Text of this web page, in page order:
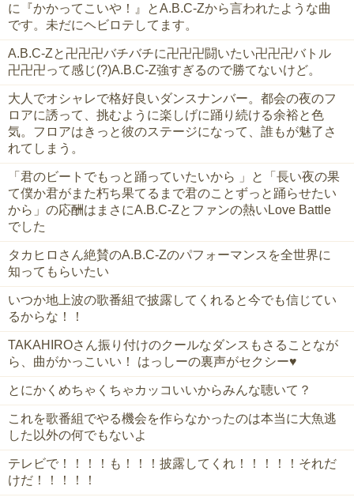
に『かかってこいや！』とA.B.C-Zから言われたような曲
です。未だにヘビロテしてます。
A.B.C-Zと卍卍卍バチバチに卍卍卍闘いたい卍卍卍バトル
卍卍卍って感じ(?)A.B.C-Z強すぎるので勝てないけど。
大人でオシャレで格好良いダンスナンバー。都会の夜のフ
ロアに誘って、挑むように楽しげに踊り続ける余裕と色
気。フロアはきっと彼のステージになって、誰もが魅了さ
れてしまう。
「君のビートでもっと踊っていたいから 」と「長い夜の果
て僕か君がまた朽ち果てるまで君のことずっと踊らせたい
から」の応酬はまさにA.B.C-Zとファンの熱いLove Battle
でした
タカヒロさん絶賛のA.B.C-Zのパフォーマンスを全世界に
知ってもらいたい
いつか地上波の歌番組で披露してくれると今でも信じてい
るからな！！
TAKAHIROさん振り付けのクールなダンスもさることなが
ら、曲がかっこいい！ はっしーの裏声がセクシー♥️
とにかくめちゃくちゃカッコいいからみんな聴いて？
これを歌番組でやる機会を作らなかったのは本当に大魚逃
した以外の何でもないよ
テレビで！！！！も！！！披露してくれ！！！！！それだ
けだ！！！！！